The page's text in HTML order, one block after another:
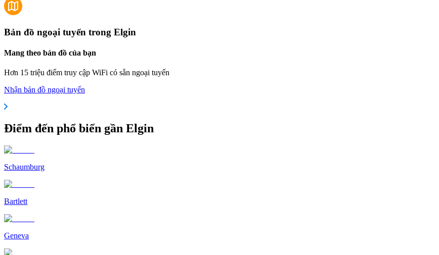
Bản đồ ngoại tuyến trong Elgin
Mang theo bản đồ của bạn
Hơn 15 triệu điểm truy cập WiFi có sẵn ngoại tuyến
Nhận bản đồ ngoại tuyến
Điểm đến phổ biến gần Elgin
Schaumburg
Bartlett
Geneva